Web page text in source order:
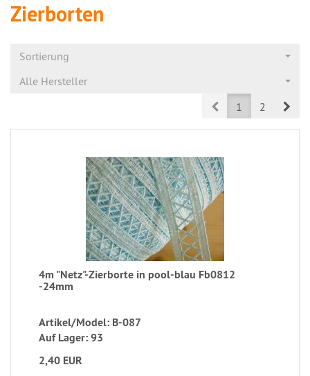
Zierborten
Sortierung
Alle Hersteller
Prev1 2
4m "Netz"-Zierborte in pool-blau Fb0812
-24mm
Artikel/Model: B-087
Auf Lager: 93
2,40 EUR